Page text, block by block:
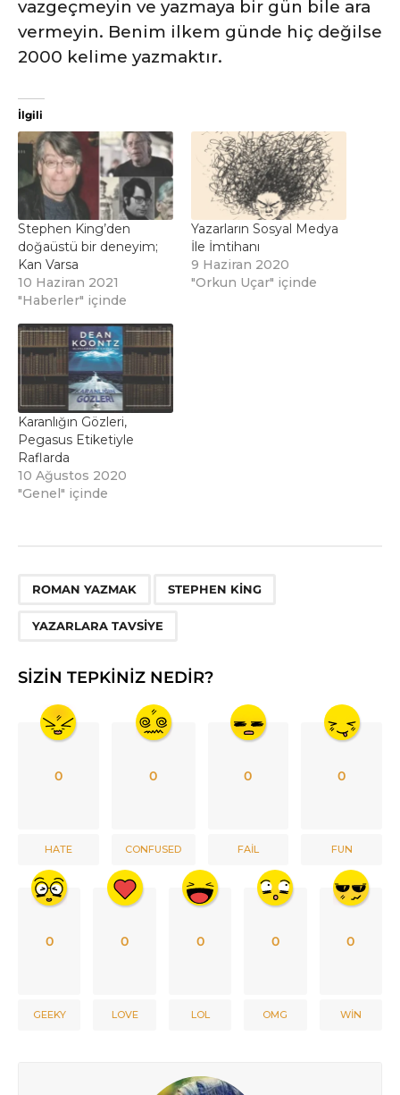
vazgeçmeyin ve yazmaya bir gün bile ara
vermeyin. Benim ilkem günde hiç değilse
2000 kelime yazmaktır.
İlgili
Stephen King’den
doğaüstü bir deneyim;
Kan Varsa
10 Haziran 2021
"Haberler" içinde
Yazarların Sosyal Medya
İle İmtihanı
9 Haziran 2020
"Orkun Uçar" içinde
Karanlığın Gözleri,
Pegasus Etiketiyle
Raflarda
10 Ağustos 2020
"Genel" içinde
ROMAN YAZMAK STEPHEN KING
YAZARLARA TAVSIYE
SIZIN TEPKINIZ NEDIR?
0
HATE
0
CONFUSED
0
FAIL
0
FUN
0
GEEKY
0
LOVE
0
LOL
0
OMG
0
WIN